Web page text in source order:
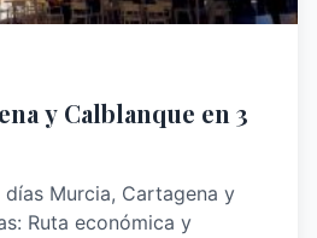
y Calblanque en 3
días Murcia, Cartagena y
Ruta económica y